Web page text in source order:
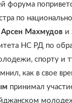
форума
по
Арсен Махмудов и
НС РД по
спорту и
как в свое
принимал